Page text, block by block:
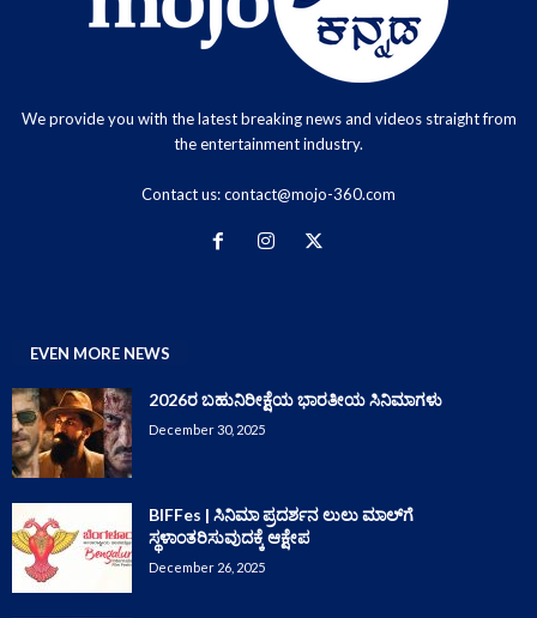
We provide you with the latest breaking news and videos straight from
the entertainment industry.
Contact us:contact@mojo-360.com
EVEN MORE NEWS
2026ರ ಬಹುನಿರೀಕ್ಷೆಯ ಭಾರತೀಯ ಸಿನಿಮಾಗಳು
December 30, 2025
BIFFes | ಸಿನಿಮಾ ಪ್ರದರ್ಶನ ಲುಲು ಮಾಲ್‌ಗೆ
ಸ್ಥಳಾಂತರಿಸುವುದಕ್ಕೆ ಆಕ್ಷೇಪ
December 26, 2025